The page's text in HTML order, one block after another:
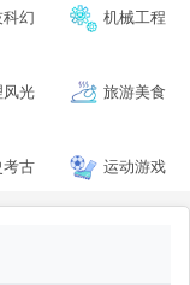
幻 机械工程
风光 旅游美食
考古 运动游戏